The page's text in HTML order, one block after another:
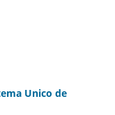
Unico de